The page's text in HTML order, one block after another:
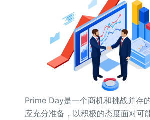
Prime Day是一个商机和挑战并存
应充分准备，以积极的态度面对可